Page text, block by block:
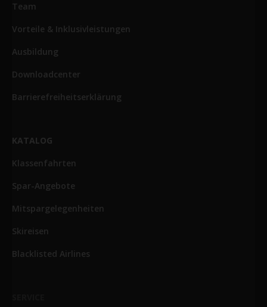
Team
Vorteile & Inklusivleistungen
Ausbildung
Downloadcenter
Barrierefreiheitserklärung
KATALOG
Klassenfahrten
Spar-Angebote
Mitspargelegenheiten
Skireisen
Blacklisted Airlines